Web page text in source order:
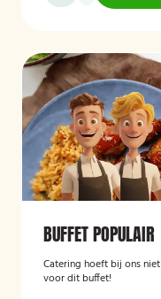
BUFFET POPULAIR
Catering hoeft bij ons
voor dit buffet!